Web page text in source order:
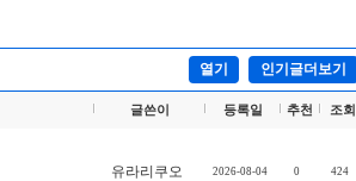
열기 인기글더보기
글쓴이 등록일 추천 조회
유라리쿠오 2026-08-04 0 424